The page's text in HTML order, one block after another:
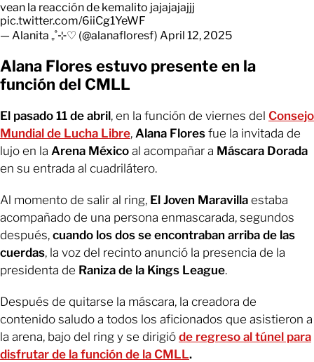
vean la reacción de kemalito jajajajajjj
pic.twitter.com/6iiCg1YeWF
— Alanita ₊˚⊹♡ (@alanafloresf) April 12, 2025
Alana Flores estuvo presente en la
función del CMLL
El pasado 11 de abril, en la función de viernes del Consejo
Mundial de Lucha Libre, Alana Flores fue la invitada de
lujo en la Arena México al acompañar a Máscara Dorada
en su entrada al cuadrilátero.
Al momento de salir al ring, El Joven Maravilla estaba
acompañado de una persona enmascarada, segundos
después, cuando los dos se encontraban arriba de las
cuerdas, la voz del recinto anunció la presencia de la
presidenta de Raniza de la Kings League.
Después de quitarse la máscara, la creadora de
contenido saludo a todos los aficionados que asistieron a
la arena, bajo del ring y se dirigió de regreso al túnel para
disfrutar de la función de la CMLL.